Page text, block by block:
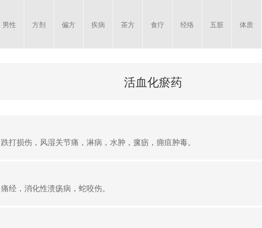
男性 方剂 偏方 疾病 茶方 食疗 经络 五脏 体质
活血化瘀药
打损伤，风湿关节痛，淋病，水肿，瘰疬，痈疽肿毒。
经，消化性溃疡病，蛇咬伤。